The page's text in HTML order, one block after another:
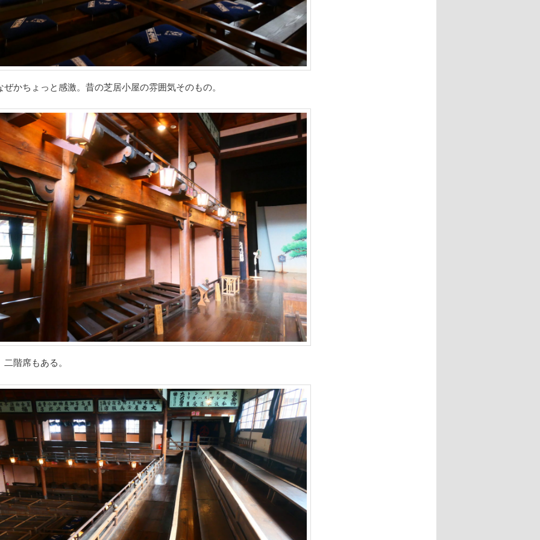
ぜかちょっと感激。昔の芝居小屋の雰囲気そのもの。
階席もある。